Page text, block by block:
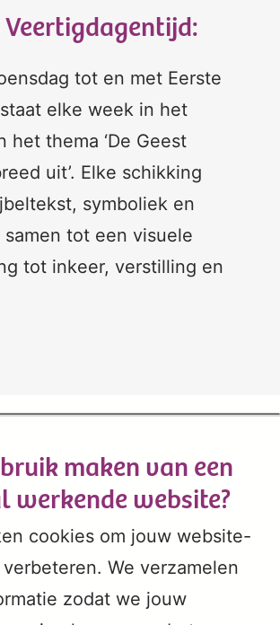
Veertigdagentijd:
tot en met Eerste
elke week in het
het thema ‘De Geest
uit’. Elke schikking
symboliek en
samen tot een visuele
tot inkeer, verstilling en
maken van een
werkende website?
cookies om jouw website-
We verzamelen
zodat we jouw